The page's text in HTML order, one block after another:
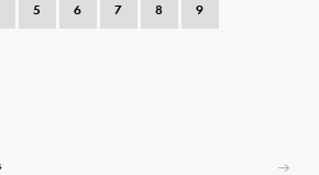
5 6 7 8 9